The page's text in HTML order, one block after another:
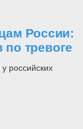
России:
тревоге
российских